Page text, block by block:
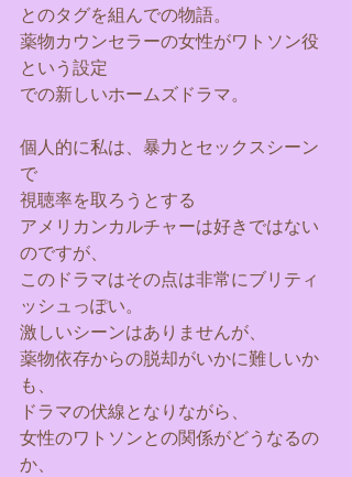
とのタグを組んでの物語。
薬物カウンセラーの女性がワトソン役
という設定
での新しいホームズドラマ。
個人的に私は、暴力とセックスシーン
で
視聴率を取ろうとする
アメリカンカルチャーは好きではない
のですが、
このドラマはその点は非常にブリティ
ッシュっぽい。
激しいシーンはありませんが、
薬物依存からの脱却がいかに難しいか
も、
ドラマの伏線となりながら、
女性のワトソンとの関係がどうなるの
か、